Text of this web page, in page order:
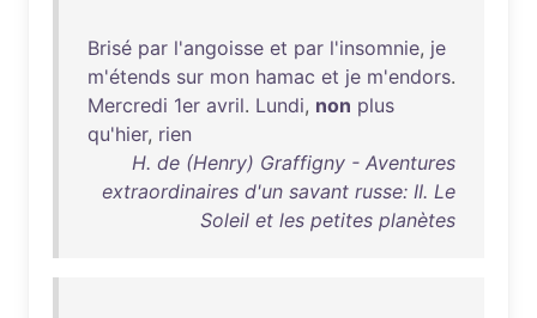
Brisé par l'angoisse et par l'insomnie, je
m'étends sur mon hamac et je m'endors.
Mercredi 1er avril. Lundi, non plus
qu'hier, rien
H. de (Henry) Graffigny - Aventures
extraordinaires d'un savant russe: II. Le
Soleil et les petites planètes